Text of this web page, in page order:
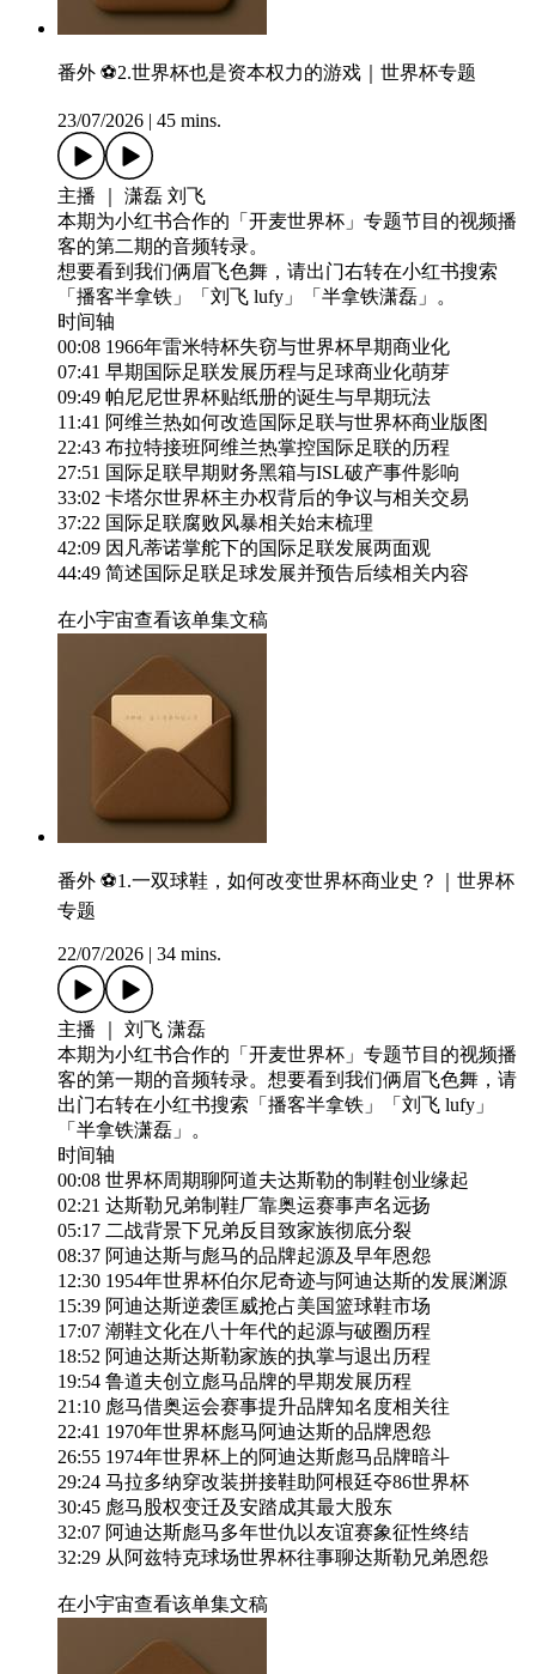
番外 ⚽2.世界杯也是资本权力的游戏｜世界杯专题
23/07/2026 45 mins.
主播 ｜ 潇磊 刘飞
本期为小红书合作的「开麦世界杯」专题节目的视频播
客的第二期的音频转录。
想要看到我们俩眉飞色舞，请出门右转在小红书搜索
「播客半拿铁」「刘飞 lufy」「半拿铁潇磊」。
时间轴
00:08 1966年雷米特杯失窃与世界杯早期商业化
07:41 早期国际足联发展历程与足球商业化萌芽
09:49 帕尼尼世界杯贴纸册的诞生与早期玩法
11:41 阿维兰热如何改造国际足联与世界杯商业版图
22:43 布拉特接班阿维兰热掌控国际足联的历程
27:51 国际足联早期财务黑箱与ISL破产事件影响
33:02 卡塔尔世界杯主办权背后的争议与相关交易
37:22 国际足联腐败风暴相关始末梳理
42:09 因凡蒂诺掌舵下的国际足联发展两面观
44:49 简述国际足联足球发展并预告后续相关内容
在小宇宙查看该单集文稿
番外 ⚽1.一双球鞋，如何改变世界杯商业史？｜世界杯
专题
22/07/2026 34 mins.
主播 ｜ 刘飞 潇磊
本期为小红书合作的「开麦世界杯」专题节目的视频播
客的第一期的音频转录。想要看到我们俩眉飞色舞，请
出门右转在小红书搜索「播客半拿铁」「刘飞 lufy」
「半拿铁潇磊」。
时间轴
00:08 世界杯周期聊阿道夫达斯勒的制鞋创业缘起
02:21 达斯勒兄弟制鞋厂靠奥运赛事声名远扬
05:17 二战背景下兄弟反目致家族彻底分裂
08:37 阿迪达斯与彪马的品牌起源及早年恩怨
12:30 1954年世界杯伯尔尼奇迹与阿迪达斯的发展渊源
15:39 阿迪达斯逆袭匡威抢占美国篮球鞋市场
17:07 潮鞋文化在八十年代的起源与破圈历程
18:52 阿迪达斯达斯勒家族的执掌与退出历程
19:54 鲁道夫创立彪马品牌的早期发展历程
21:10 彪马借奥运会赛事提升品牌知名度相关往
22:41 1970年世界杯彪马阿迪达斯的品牌恩怨
26:55 1974年世界杯上的阿迪达斯彪马品牌暗斗
29:24 马拉多纳穿改装拼接鞋助阿根廷夺86世界杯
30:45 彪马股权变迁及安踏成其最大股东
32:07 阿迪达斯彪马多年世仇以友谊赛象征性终结
32:29 从阿兹特克球场世界杯往事聊达斯勒兄弟恩怨
在小宇宙查看该单集文稿